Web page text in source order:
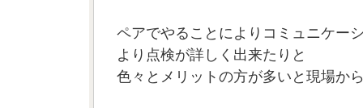
ペアでやることによりコミュニケー
より点検が詳しく出来たりと
色々とメリットの方が多いと現場か